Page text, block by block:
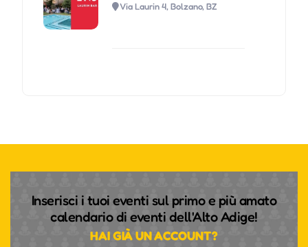
Via Laurin 4, Bolzano, BZ
Inserisci i tuoi eventi sul primo e più amato
calendario di eventi dell'Alto Adige!
HAI GIÀ UN ACCOUNT?